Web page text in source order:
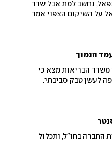
מטרים בגבול הודו-נפאל, נחשב למת אבל שרד
על השיקום הצפוי אמר
הנמוך
הבריאות מצא כי
לעשן טבק סביבתי.
החברה בחו"ל, ותכלול